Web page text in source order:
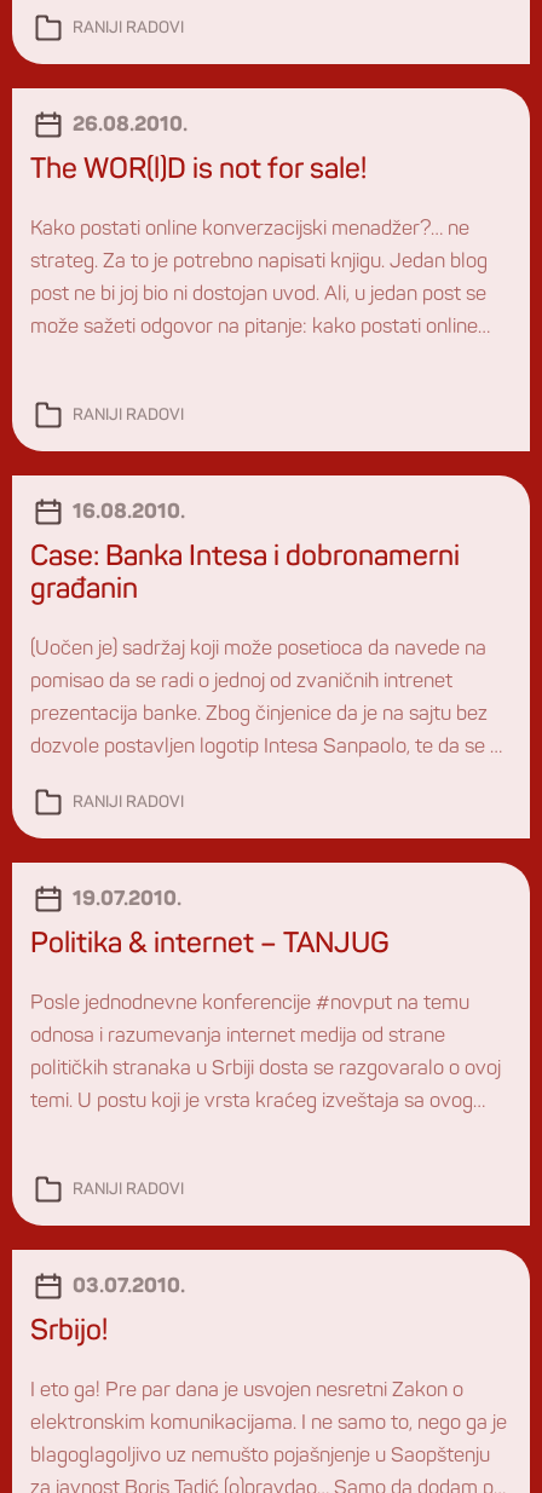
ukoliko vam bude ponuđeno da delite ili ustupate svoj
community. Šta […]
RANIJI RADOVI
26.08.2010.
The WOR(l)D is not for sale!
Kako postati online konverzacijski menadžer?… ne
strateg. Za to je potrebno napisati knjigu. Jedan blog
post ne bi joj bio ni dostojan uvod. Ali, u jedan post se
može sažeti odgovor na pitanje: kako postati online
na ovoj društvenoj mreži, […]
RANIJI RADOVI
16.08.2010.
Case: Banka Intesa i dobronamerni
građanin
(Uočen je) sadržaj koji može posetioca da navede na
pomisao da se radi o jednoj od zvaničnih intrenet
prezentacija banke. Zbog činjenice da je na sajtu bez
dozvole postavljen logotip Intesa Sanpaolo, te da se na
Banke, podnosimo prijavu Odeljenju za borbu protiv
visokotehnološkog kriminala pri Ministrastvu
RANIJI RADOVI
19.07.2010.
Politika & internet – TANJUG
Posle jednodnevne konferencije #novput na temu
odnosa i razumevanja internet medija od strane
političkih stranaka u Srbiji dosta se razgovaralo o ovoj
temi. U postu koji je vrsta kraćeg izveštaja sa ovog
(mrtvih) medija. U ovom postu su […]
RANIJI RADOVI
03.07.2010.
Srbijo!
I eto ga! Pre par dana je usvojen nesretni Zakon o
elektronskim komunikacijama. I ne samo to, nego ga je
blagoglagoljivo uz nemušto pojašnjenje u Saopštenju
za javnost Boris Tadić (o)pravdao… Samo da dodam par